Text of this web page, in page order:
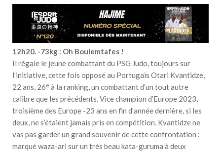
12h20. -73kg : Oh Boulemtafes !
Il régale le jeune combattant du PSG Judo, toujours sur
l’initiative, cette fois opposé au Portugais Otari Kvantidze,
22 ans, 26e à la ranking, un combattant d’un tout autre
calibre que les précédents. Vice champion d’Europe 2023,
troisième des Europe -23 ans en fin d’année dernière, si les
deux, ne s’étaient jamais pris en compétition, Kvantidze ne
vas pas garder un grand souvenir de cette confrontation :
marqué waza-ari sur un très beau kata-guruma à deux